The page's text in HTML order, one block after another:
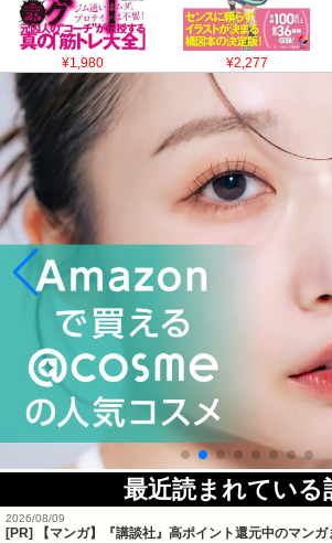
¥1,980 ¥2,277
最近読まれている
2026/08/09
[PR] 【マンガ】『講談社』高ポイント還元中のマンガ